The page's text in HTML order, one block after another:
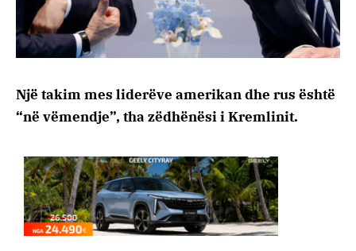
Një takim mes liderëve amerikan dhe rus është
“në vëmendje”, tha zëdhënësi i Kremlinit.